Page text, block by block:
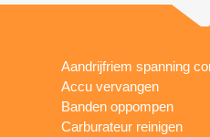
Aandrijfriem spanning
Accu vervangen
Banden oppompen
Carburateur reinigen